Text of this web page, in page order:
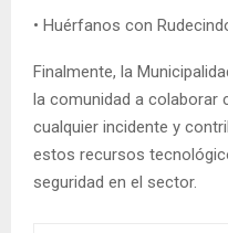
• Huérfanos con
Finalmente, la
la comunidad a colaborar
cualquier incidente y
estos recursos
seguridad en el sector.